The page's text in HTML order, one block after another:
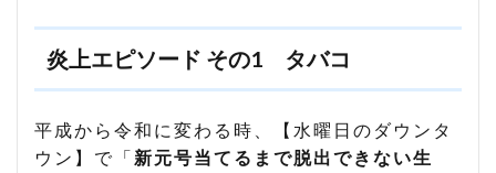
炎上エピソード その1 タバコ
平成から令和に変わる時、【水曜日のダウンタ
ウン】で「 新元号当てるまで脱出できない生